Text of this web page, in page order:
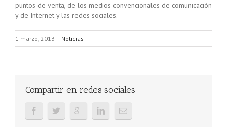
puntos de venta, de los medios convencionales de comunicación
y de Internet y las redes sociales.
1 marzo, 2013 | Noticias
Compartir en redes sociales